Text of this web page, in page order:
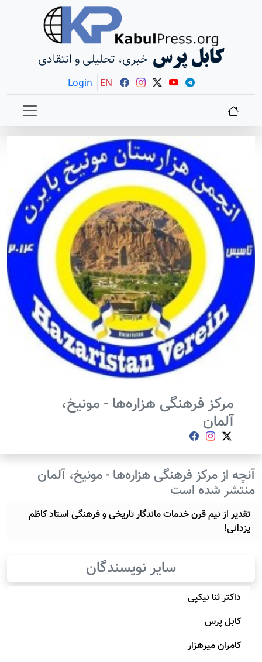
کابل پرس خبری، تحلیلی و انتقادی
Login EN
مرکز فرهنگی هزاره‌ها - مونیخ،
آلمان
آنچه از مرکز فرهنگی هزاره‌ها - مونیخ، آلمان
منتشر شده است
تقدیر از نیم قرن خدمات ماندگار تاریخی و فرهنگی استاد کاظم
یزدانی!
سایر نویسندگان
داکتر ثنا نیکپی
کابل پرس
کامران میرهزار